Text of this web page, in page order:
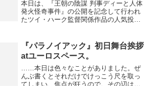
本日は、『王朝の陰謀 判事ディーと人体
発火怪奇事件』の公開を記念して行われ
たツイ・ハーク監督関係作品の人気投票
たとしても観るつもりだったので、公表
されたスケジュールに基...
『パラノイアック』初日舞台挨拶
atユーロスペース。
……本日は色々なことがありました。ぜ
んぶ書くとそれだけでけっこう尺を取っ
てしまい、焦点が狂うので、その辺は明